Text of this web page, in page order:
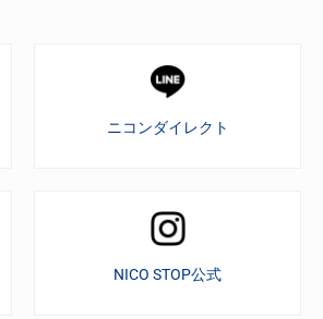
ニコンダイレクト
NICO STOP公式